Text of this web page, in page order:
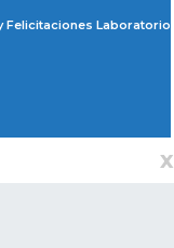
Felicitaciones Laboratorio
x